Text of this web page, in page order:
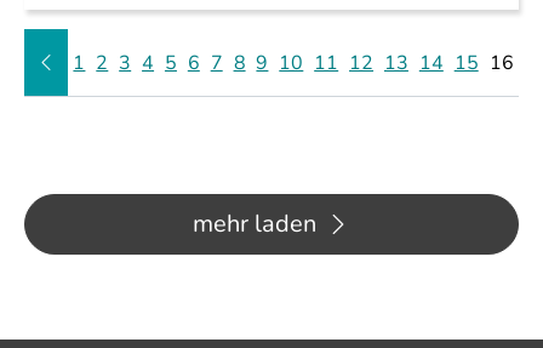
1 2 3 4 5 6 7 8 9 10 11 12 13 14 15 16
mehr laden